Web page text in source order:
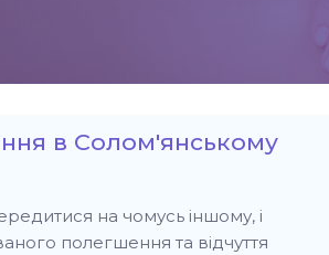
в Солом'янському
на чомусь іншому, і
полегшення та відчуття